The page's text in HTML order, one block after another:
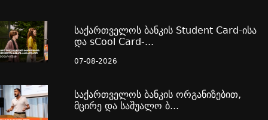
საქართველოს ბანკის Student Card-ისა
და sCool Card-...
07-08-2026
საქართველოს ბანკის ორგანიზებით,
მცირე და საშუალო ბ...